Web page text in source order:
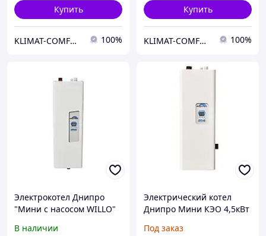
Купить
KLIMAT-COMFORT 100%
Купить
KLIMAT-COMFORT 100%
Электрокотел Днипро
"Мини с насосом WILLO"
В наличии
Электрический котел
Днипро Мини КЭО 4,5кВт
Под заказ